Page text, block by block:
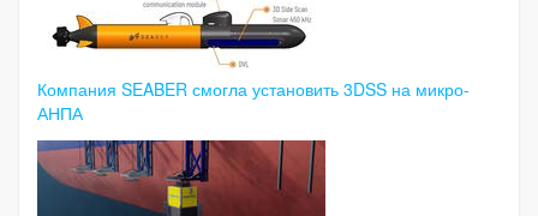
Компания SEABER смогла установить 3DSS на микро-
АНПА